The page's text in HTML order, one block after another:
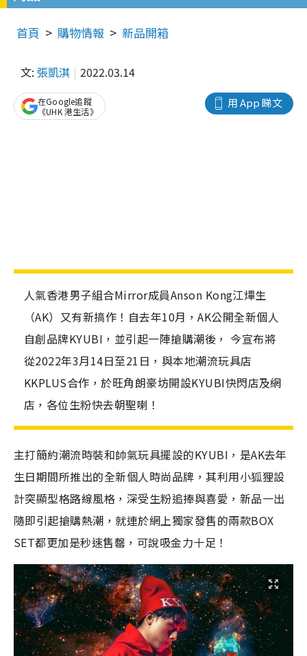
首頁 購物情報 新品開箱
文: 張凱淇 2022.03.14
用 App 睇文
在Google追蹤
《UHK 港生活》
人氣香港男子組合Mirror成員Anson Kong江熚生
（AK）又有新搞作！自去年10月，AK公開全新個人
自創品牌KYUBI，並引起一陣搶購潮後， 今宣布將
從2022年3月14日至21日，與本地潮流玩具店
KKPLUS合作，於旺角朗豪坊開設KYUBI快閃店及網
店，各位生粉快去朝聖喇！
主打簡約潮流時裝和帥氣玩具擺設的KYUBI，是AK去年
生日期間所推出的全新個人時尚品牌，其利用小狐狸設
計突顯型格路線風格，深受生粉追捧與喜愛，新品一出
隨即引起搶購熱潮，就連於網上獨家發售的兩款BOX
SET都更加是秒速售罄，可說吸金力十足！